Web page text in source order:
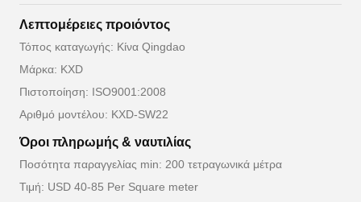
Λεπτομέρειες προιόντος
Τόπος καταγωγής: Κίνα Qingdao
Μάρκα: KXD
Πιστοποίηση: ISO9001:2008
Αριθμό μοντέλου: KXD-SW22
Όροι πληρωμής & ναυτιλίας
Ποσότητα παραγγελίας min: 200 τετραγωνικά μέτρα
Τιμή: USD 40-85 Per Square meter